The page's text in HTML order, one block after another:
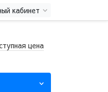
кабинет
цена